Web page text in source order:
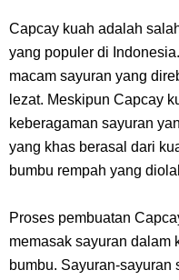
7 Fakta Elbaph One
7 Fakta Ivankov One Piece,
7 Klub Pertama Yang
Capcay kuah adalah
yang populer di
macam sayuran yang
lezat. Meskipun Capcay
keberagaman sayuran
yang khas berasal dari
bumbu rempah yang
Proses pembuatan
memasak sayuran dalam
bumbu. Sayuran-sayuran